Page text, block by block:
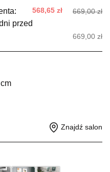
568,65 zł 669,00 zł
przed
669,00 zł
Znajdź salon